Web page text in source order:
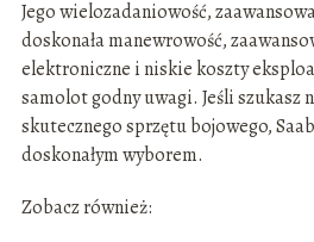
Jego wielozadaniowość,
doskonała manewrowość,
elektroniczne i niskie koszty
samolot godny uwagi. Jeśli szukasz
skutecznego sprzętu bojowego,
doskonałym wyborem.
Zobacz również: